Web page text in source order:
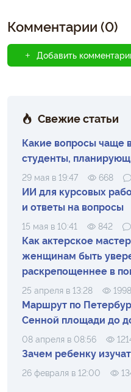
Комментарии (0)
Добавить
Свежие статьи
Какие вопросы чаще
студенты,
29 мая в 19:47 668
ИИ для курсовых
и ответы на вопросы
15 мая в 10:41 842
Как актерское
женщинам быть
раскрепощеннее в
25 апреля в 13:28 1998
Маршрут по
Сенной площади до
08 апреля в 08:56
Зачем ребенку
26 февраля в 12:00